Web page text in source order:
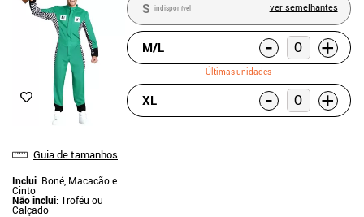
Guia de tamanhos
Inclui: Boné, Macacão e
Cinto
Não inclui: Troféu ou
Calçado
S indisponível ver semelhantes
M/L - +
Últimas unidades
XL - +